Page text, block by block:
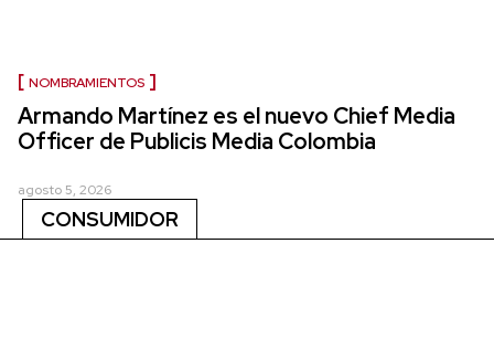
NOMBRAMIENTOS
Armando Martínez es el nuevo Chief Media
Officer de Publicis Media Colombia
agosto 5, 2026
CONSUMIDOR